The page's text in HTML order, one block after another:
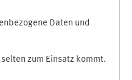
Daten und
zum Einsatz kommt.